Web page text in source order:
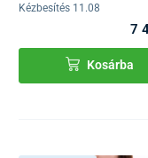
Kézbesítés 11.08
7
Kosárba